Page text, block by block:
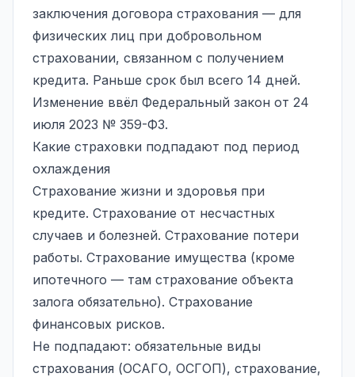
заключения договора страхования — для
физических лиц при добровольном
страховании, связанном с получением
кредита. Раньше срок был всего 14 дней.
Изменение ввёл Федеральный закон от 24
июля 2023 № 359-ФЗ.
Какие страховки подпадают под период
охлаждения
Страхование жизни и здоровья при
кредите. Страхование от несчастных
случаев и болезней. Страхование потери
работы. Страхование имущества (кроме
ипотечного — там страхование объекта
залога обязательно). Страхование
финансовых рисков.
Не подпадают: обязательные виды
страхования (ОСАГО, ОСГОП), страхование,